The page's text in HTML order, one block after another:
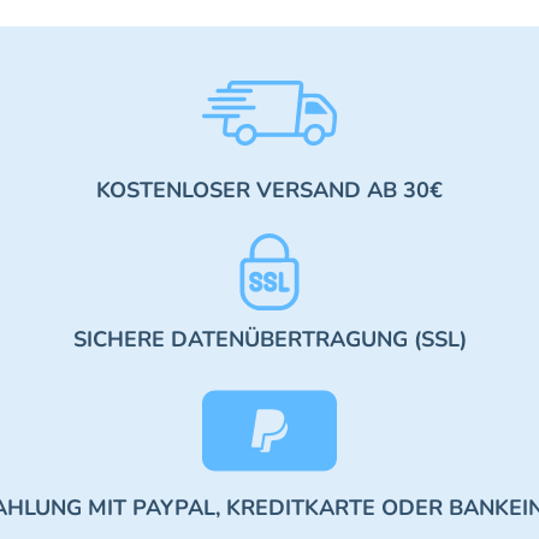
KOSTENLOSER VERSAND AB 30€
SICHERE DATENÜBERTRAGUNG (SSL)
MIT PAYPAL, KREDITKARTE ODER